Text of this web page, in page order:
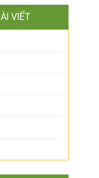
Lớp
Học
Vật
Nham
Bí
Ayase:
Ai
VIẾT